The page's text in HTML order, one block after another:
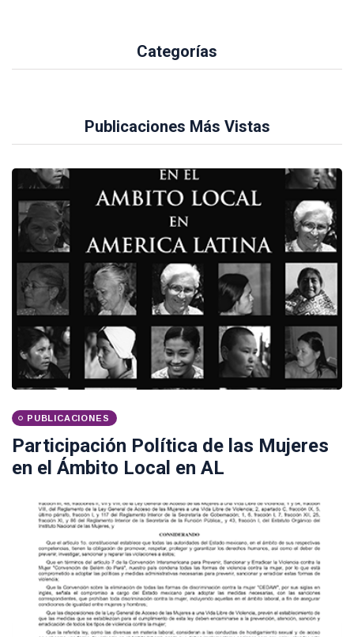
Categorías
Publicaciones Más Vistas
PUBLICACIONES
Participación Política de las Mujeres
en el Ámbito Local en AL